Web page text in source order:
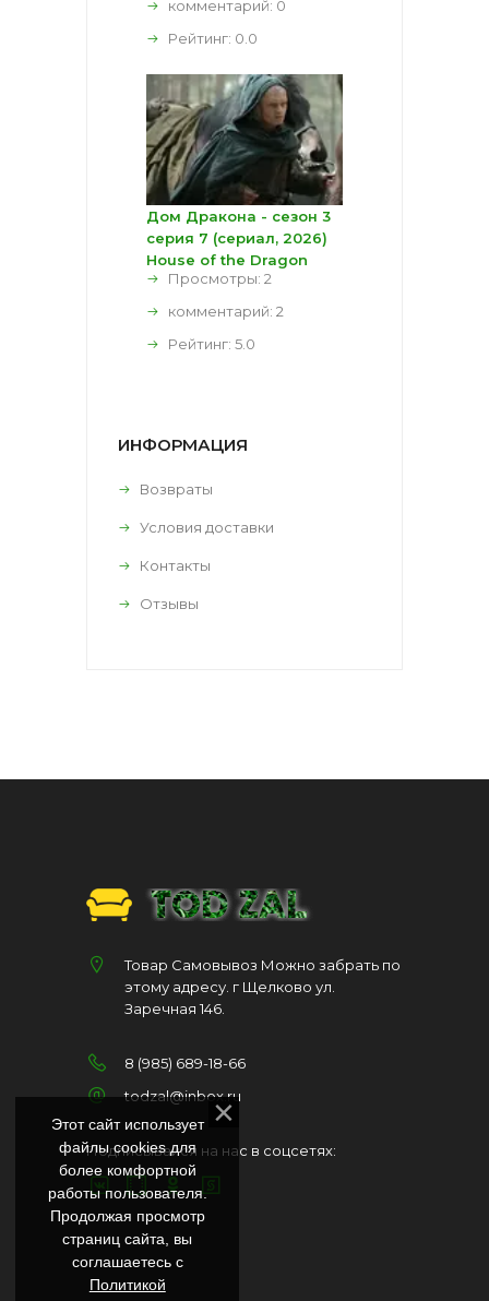
комментарий: 0
Рейтинг: 0.0
Дом Дракона - сезон 3
серия 7 (сериал, 2026)
House of the Dragon
Просмотры: 2
комментарий: 2
Рейтинг: 5.0
ИНФОРМАЦИЯ
Возвраты
Условия доставки
Контакты
Отзывы
Товар Самовывоз Можно забрать по
этому адресу. г Щелково ул.
Заречная 146.
8 (985) 689-18-66
todzal@inbox.ru
Подписывайся на нас в соцсетях:
Этот сайт использует
файлы cookies для
более комфортной
работы пользователя.
Продолжая просмотр
страниц сайта, вы
соглашаетесь с
Политикой